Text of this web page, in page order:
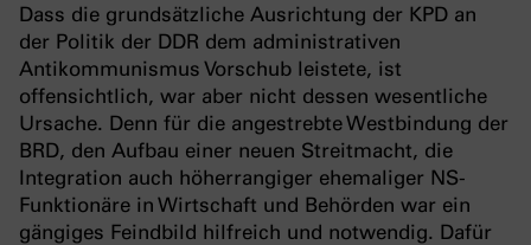
Dass die grundsätzliche Ausrichtung der KPD an
der Politik der DDR dem administrativen
Antikommunismus Vorschub leistete, ist
offensichtlich, war aber nicht dessen wesentliche
Ursache. Denn für die angestrebte Westbindung der
BRD, den Aufbau einer neuen Streitmacht, die
Integration auch höherrangiger ehemaliger NS-
Funktionäre in Wirtschaft und Behörden war ein
gängiges Feindbild hilfreich und notwendig. Dafür